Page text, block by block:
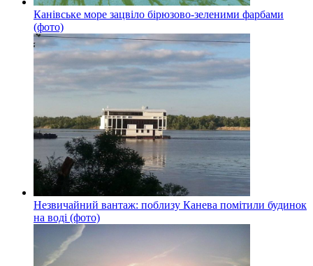
Канівське море зацвіло бірюзово-зеленими фарбами
(фото)
Незвичайний вантаж: поблизу Канева помітили будинок
на воді (фото)